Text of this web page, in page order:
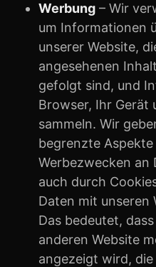
Werbung – Wir
um Informationen
unserer Website,
angesehenen
gefolgt sind, und
Browser, Ihr Gerät
sammeln. Wir
begrenzte
Werbezwecken an
auch durch
Daten mit unseren
Das bedeutet,
anderen Website
angezeigt wird,